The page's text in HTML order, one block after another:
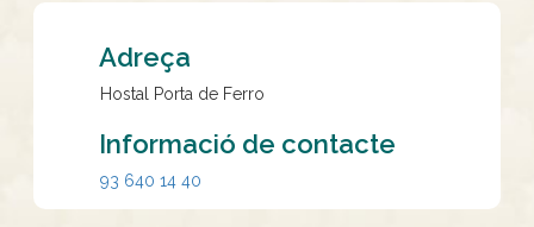
Adreça
Hostal Porta de Ferro
Informació de contacte
93 640 14 40